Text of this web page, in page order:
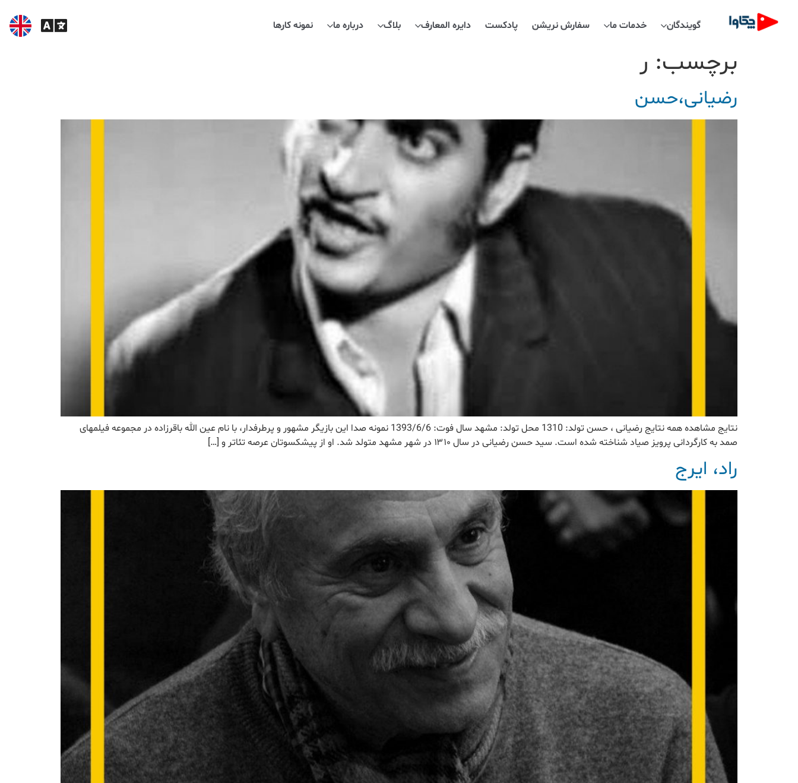
گویندگان خدمات ما سفارش نریشن پادکست دایره المعارف بلاگ درباره ما نمونه کارها
برچسب: ر
رضیانی،حسن
نتایج مشاهده همه نتایج رضیانی ، حسن تولد: 1310 محل تولد: مشهد سال فوت: 1393/6/6 نمونه صدا این بازیگر مشهور و پرطرفدار، با نام عین الله باقرزاده در مجموعه فیلمهای
صمد به کارگردانی پرویز صیاد شناخته شده است. سید حسن رضیانی در سال ۱۳۱۰ در شهر مشهد متولد شد. او از پیشکسوتان عرصه تئاتر و […]
راد، ایرج